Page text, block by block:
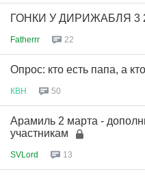
ГОНКИ У ДИРИЖАБЛЯ 3
Fatherrr 22
Опрос: кто есть папа, а
КВН 50
Арамиль 2 марта -
участникам
SVLord 13